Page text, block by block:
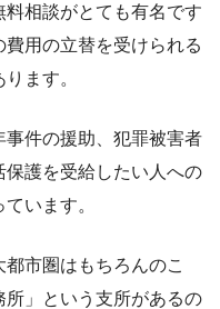
相談がとても有名です
用の立替を受けられる
ます。
事件の援助、犯罪被害者
護を受給したい人への
います。
市圏はもちろんのこ
所」という支所があるの